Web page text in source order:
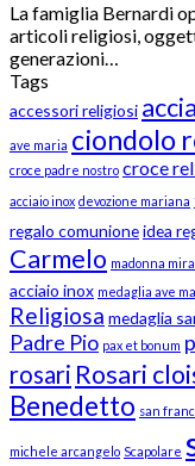
La famiglia Bernardi
articoli religiosi,
generazioni…
Tags
accessori religiosi
ave maria ciondolo
croce padre nostro croce
acciaio inox devozione mariana
regalo comunioneidea
Carmelo madonna
acciaio inox medaglia ave
Religiosa medaglia
Padre Pio pax et bonum
rosari Rosari
Benedetto san
michele arcangelo Scapolare